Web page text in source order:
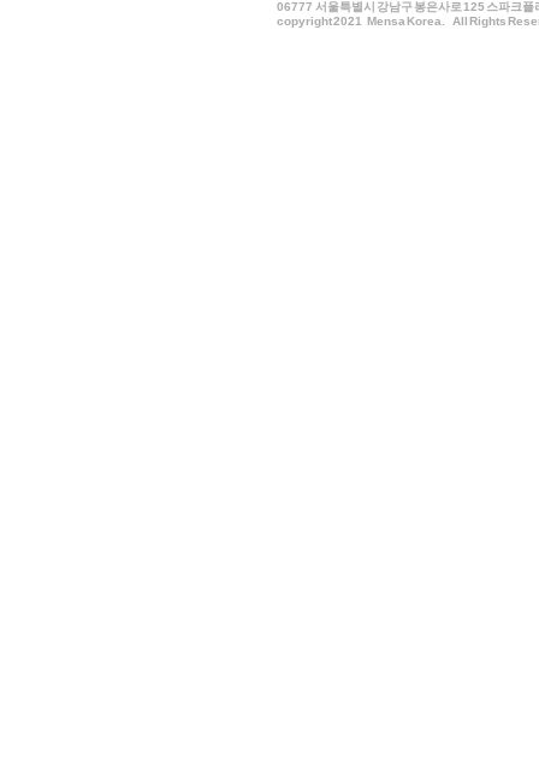
06777 서울특별시 강남구 봉은사로 125 스파
copyright 2021 Mensa Korea. All Rights